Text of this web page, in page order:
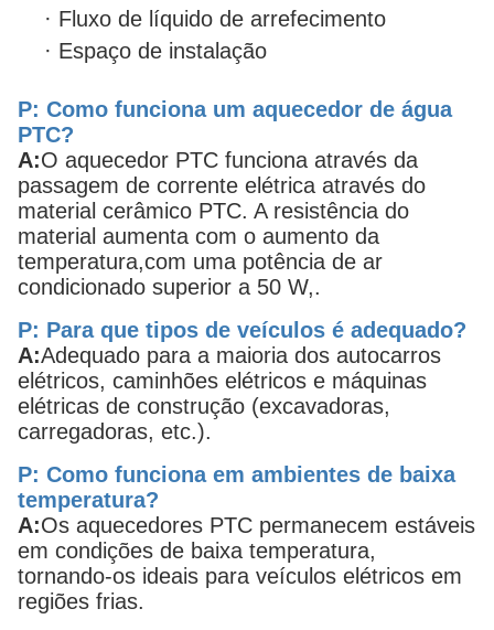
· Fluxo de líquido de arrefecimento
· Espaço de instalação
P: Como funciona um aquecedor de água
PTC?
A:O aquecedor PTC funciona através da
passagem de corrente elétrica através do
material cerâmico PTC. A resistência do
material aumenta com o aumento da
temperatura,com uma potência de ar
condicionado superior a 50 W,.
P: Para que tipos de veículos é adequado?
A:Adequado para a maioria dos autocarros
elétricos, caminhões elétricos e máquinas
elétricas de construção (excavadoras,
carregadoras, etc.).
P: Como funciona em ambientes de baixa
temperatura?
A:Os aquecedores PTC permanecem estáveis
em condições de baixa temperatura,
tornando-os ideais para veículos elétricos em
regiões frias.